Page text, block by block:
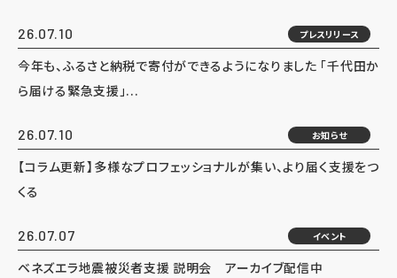
26.07.10 プレスリリース
今年も、ふるさと納税で寄付ができるようになりました 「千代田か
ら届ける緊急支援」...
26.07.10 お知らせ
【コラム更新】多様なプロフェッショナルが集い、より届く支援をつ
くる
26.07.07 イベント
ベネズエラ地震被災者支援 説明会 アーカイブ配信中